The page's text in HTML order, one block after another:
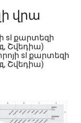
վրա
sl քարտեզի
Շվեդիա)
sl քարտեզի
Շվեդիա)